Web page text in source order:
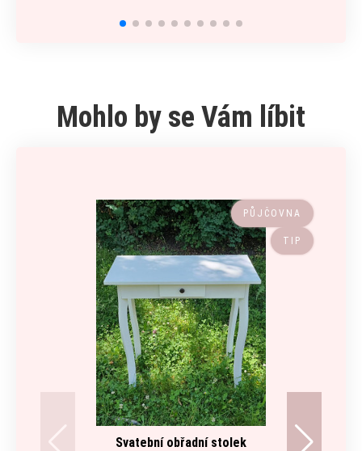
Mohlo by se Vám líbit
PŮJČOVNA
TIP
Svatební obřadní stolek